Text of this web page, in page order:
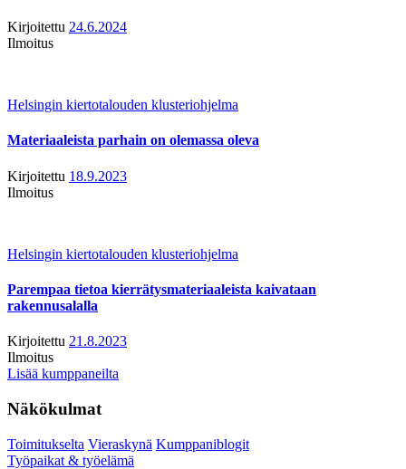
Kirjoitettu 24.6.2024
Ilmoitus
Helsingin kiertotalouden klusteriohjelma
Materiaaleista parhain on olemassa oleva
Kirjoitettu 18.9.2023
Ilmoitus
Helsingin kiertotalouden klusteriohjelma
Parempaa tietoa kierrätysmateriaaleista kaivataan
rakennusalalla
Kirjoitettu 21.8.2023
Ilmoitus
Lisää kumppaneilta
Näkökulmat
Toimitukselta Vieraskynä Kumppaniblogit
Työpaikat & työelämä